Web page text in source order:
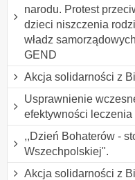
narodu. Protest
dzieci niszczenia
władz
GEND
Akcja solidarności z
Usprawnienie
efektywności leczenia
,,Dzień Bohaterów -
Wszechpolskiej".
Akcja solidarności z